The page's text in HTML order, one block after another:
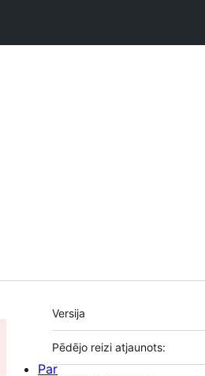
Meta
Versija
Pēdējo reizi atjaunots:
Par